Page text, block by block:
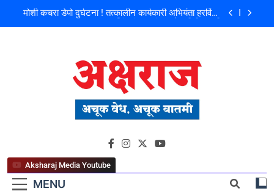
मोशी कचरा डेपो दुर्घटना ! तत्कालीन कार्यकारी अभियंता हरविंदर
पहाटे घरफोड्या, दिवसा चोरी; चोरट्यांचा बिडी कामगार परिसरावर
फ्लॅट विक्रीतील २.६४ कोटींच्या अपहाराचा आरोप; बांधकाम
व्यावसायिक दाम्पत्यावर गुन्हा
मोशी कचरा डेपो दुर्घटना ! तत्कालीन कार्यकारी अभियंता हरविंदर
शिळगावच्या पोलीस पाटलांचे निधन; समाजसेवेचा आधारवड
अक्षराज न्यूज पोर्टल
MENU
Aksharaj Media Youtube